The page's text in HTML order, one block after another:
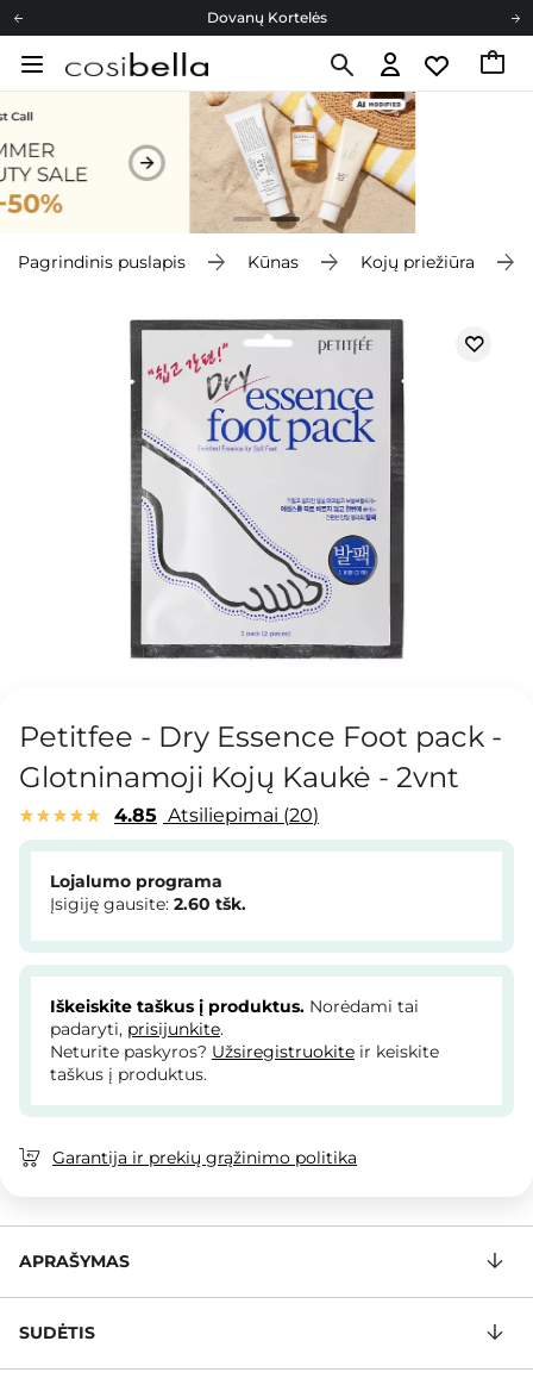
Dovanų Kortelės
Cosibella lojalumo programa
Dovanų Kortelės
Pagrindinis puslapis Kūnas Kojų priežiūra
Petitfee - Dry Essence Foot pack -
Glotninamoji Kojų Kaukė - 2vnt
4.85 Atsiliepimai 20
Lojalumo programa
Įsigiję gausite: 2.60 tšk.
Iškeiskite taškus į produktus. Norėdami tai
padaryti, prisijunkite.
Neturite paskyros? Užsiregistruokite ir keiskite
taškus į produktus.
Garantija ir prekių grąžinimo politika
APRAŠYMAS
SUDĖTIS